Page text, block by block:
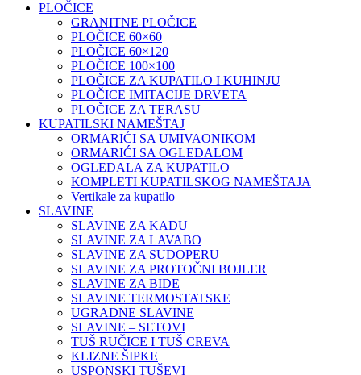
PLOČICE
GRANITNE PLOČICE
PLOČICE 60×60
PLOČICE 60×120
PLOČICE 100×100
PLOČICE ZA KUPATILO I KUHINJU
PLOČICE IMITACIJE DRVETA
PLOČICE ZA TERASU
KUPATILSKI NAMEŠTAJ
ORMARIĆI SA UMIVAONIKOM
ORMARIĆI SA OGLEDALOM
OGLEDALA ZA KUPATILO
KOMPLETI KUPATILSKOG NAMEŠTAJA
Vertikale za kupatilo
SLAVINE
SLAVINE ZA KADU
SLAVINE ZA LAVABO
SLAVINE ZA SUDOPERU
SLAVINE ZA PROTOČNI BOJLER
SLAVINE ZA BIDE
SLAVINE TERMOSTATSKE
UGRADNE SLAVINE
SLAVINE – SETOVI
TUŠ RUČICE I TUŠ CREVA
KLIZNE ŠIPKE
USPONSKI TUŠEVI